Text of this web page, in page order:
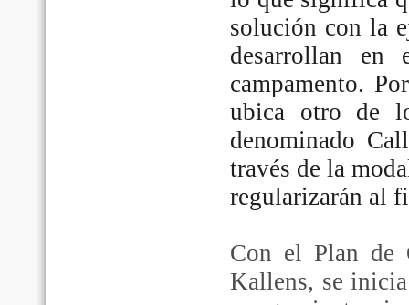
solución con la
desarrollan en
campamento.
ubica otro de
denominado
través de la
regularizarán al
Con el Plan de
Kallens, se